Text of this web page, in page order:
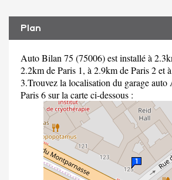
Plan
Auto Bilan 75 (75006) est installé à
2.2km de Paris 1, à 2.9km de Paris 2 et
3.Trouvez la localisation du garage
Paris 6 sur la carte ci-dessous :